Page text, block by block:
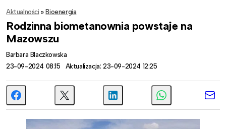
Aktualności » Bioenergia
Rodzinna biometanownia powstaje na
Mazowszu
Barbara Blaczkowska
23-09-2024 08:15
Aktualizacja: 23-09-2024 12:25